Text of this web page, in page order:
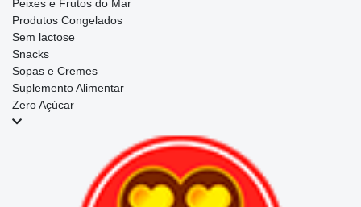
Peixes e Frutos do Mar
Produtos Congelados
Sem lactose
Snacks
Sopas e Cremes
Suplemento Alimentar
Zero Açúcar